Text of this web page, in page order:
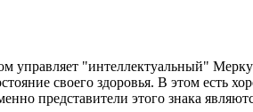
"интеллектуальный"
своего здоровья. В этом есть
представители этого знака